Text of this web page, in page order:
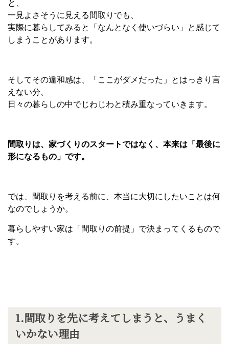
と、
一見よさそうに見える間取りでも、
実際に暮らしてみると「なんとなく使いづらい」と感じて
しまうことがあります。
そしてその違和感は、「ここがダメだった」とはっきり言
えない分、
日々の暮らしの中でじわじわと積み重なっていきます。
間取りは、家づくりのスタートではなく、本来は「最後に
形になるもの」です。
では、間取りを考える前に、本当に大切にしたいことは何
なのでしょうか。
暮らしやすい家は「間取りの前提」で決まってくるもので
す。
1.間取りを先に考えてしまうと、うまく
いかない理由